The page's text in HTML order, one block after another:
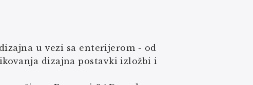
u vezi sa enterijerom - od
dizajna postavki izložbi i